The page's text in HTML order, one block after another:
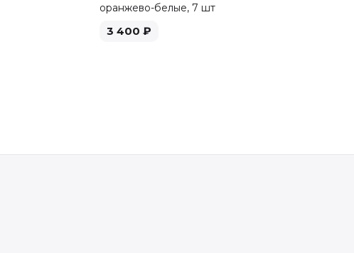
оранжево-белые, 7 шт
3 400 ₽